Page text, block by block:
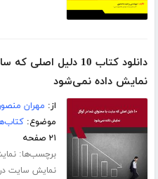
دانلود کتاب 10 دلیل
نمایش داده نمی‌شود
از: مهران
موضوع:
۲۱ صفحه
برچسب‌ها:
نمایش سایت